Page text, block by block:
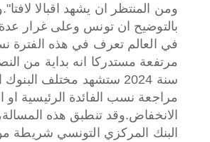
ومن المنتظر ان يشهد اقبالا لافتا".
بالتوضيح ان تونس وعلى غرار
في العالم تعرف في هذه الفترة
مرتفعة مستدركا انه بداية من
سنة 2024 ستشهد مختلف
مراجعة نسب الفائدة الرئيسية او
الانخفاض.وقد تنطبق هذه
البنك المركزي التونسي شريطة